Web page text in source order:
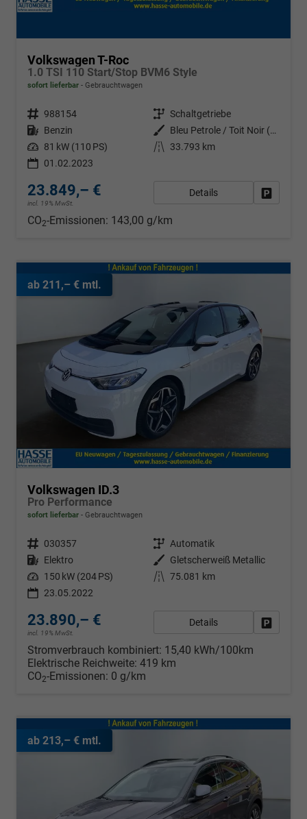
Volkswagen T-Roc
1.0 TSI 110 Start/Stop BVM6 Style
sofort lieferbar Gebrauchtwagen
Fahrzeugnr. 988154 Getriebe Schaltgetriebe
Kraftstoff Benzin Außenfarbe
Bleu Petrole / Toit Noir (Z3a1)
Leistung 81 kW (110 PS) Kilometerstand
33.793 km
01.02.2023
23.849,– €
incl. 19% MwSt.
Details
CO2-Emissionen: 143,00 g/km
ab 211,– € mtl.
Volkswagen ID.3
Pro Performance
sofort lieferbar Gebrauchtwagen
Fahrzeugnr. 030357 Getriebe Automatik
Kraftstoff Elektro Außenfarbe
Gletscherweiß Metallic
Leistung 150 kW (204 PS) Kilometerstand 75.081 km
23.05.2022
23.890,– €
incl. 19% MwSt.
Details
Stromverbrauch kombiniert: 15,40 kWh/100km
Elektrische Reichweite: 419 km
CO2-Emissionen: 0 g/km
ab 213,– € mtl.